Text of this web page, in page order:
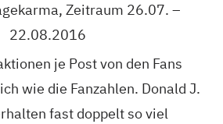
Zeitraum 26.07. –
22.08.2016
je Post von den Fans
wie die Fanzahlen. Donald J.
fast doppelt so viel